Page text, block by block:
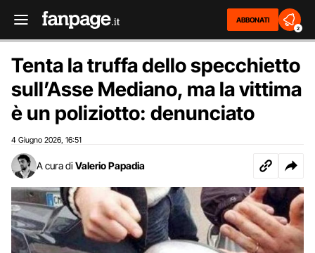
ABBONATI
2
Tenta la truffa dello specchietto
sull’Asse Mediano, ma la vittima
è un poliziotto: denunciato
4 Giugno 2026 16:51
A cura di Valerio Papadia